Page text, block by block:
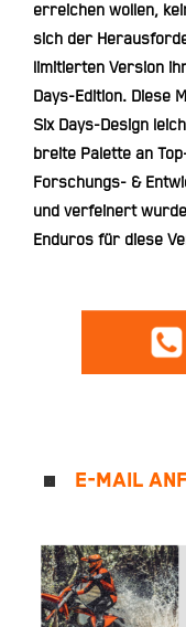
erreichen wollen,
sich der
limitierten Version
Days-Edition. Diese
Six Days-Design
breite Palette an
Forschungs- &
und verfeinert
Enduros für diese
E-MAIL